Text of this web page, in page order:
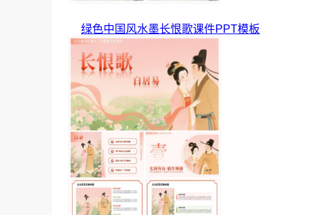
绿色中国风水墨长恨歌课件PPT模板